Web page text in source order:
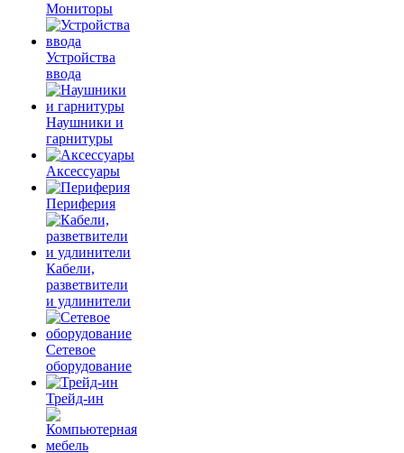
Мониторы
Устройства
ввода
Наушники и
гарнитуры
Аксессуары
Периферия
Кабели,
разветвители
и удлинители
Сетевое
оборудование
Трейд-ин